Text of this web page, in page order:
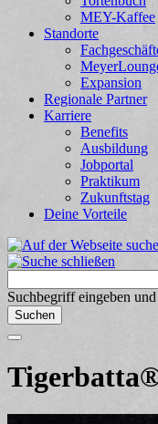
MEY-Kaffee
Standorte
Expansion
Regionale Partner
Karriere
Benefits
Ausbildung
Jobportal
Praktikum
Zukunftstag
Deine Vorteile
Suchbegriff eingeben